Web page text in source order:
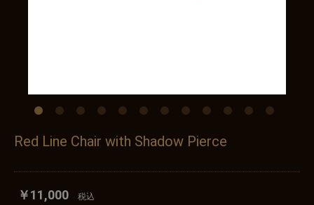
Red Line Chair with Shadow Pierce
￥11,000 税込